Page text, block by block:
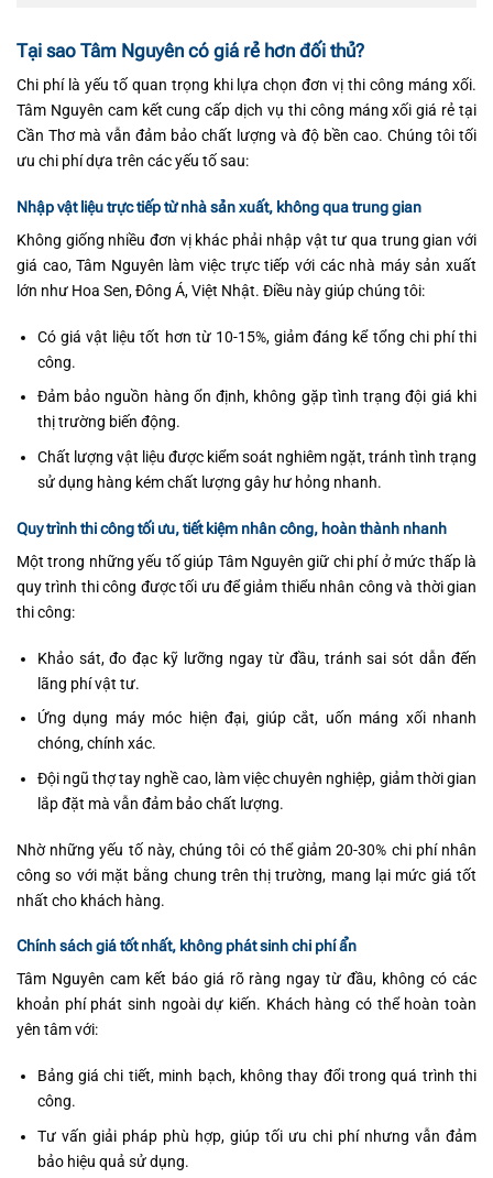
Tại sao Tâm Nguyên có giá rẻ hơn đối thủ?
Chi phí là yếu tố quan trọng khi lựa chọn đơn vị thi công máng xối.
Tâm Nguyên cam kết cung cấp dịch vụ thi công máng xối giá rẻ tại
Cần Thơ mà vẫn đảm bảo chất lượng và độ bền cao. Chúng tôi tối
ưu chi phí dựa trên các yếu tố sau:
Nhập vật liệu trực tiếp từ nhà sản xuất, không qua trung gian
Không giống nhiều đơn vị khác phải nhập vật tư qua trung gian với
giá cao, Tâm Nguyên làm việc trực tiếp với các nhà máy sản xuất
lớn như Hoa Sen, Đông Á, Việt Nhật. Điều này giúp chúng tôi:
Có giá vật liệu tốt hơn từ 10-15%, giảm đáng kể tổng chi phí thi
công.
Đảm bảo nguồn hàng ổn định, không gặp tình trạng đội giá khi
thị trường biến động.
Chất lượng vật liệu được kiểm soát nghiêm ngặt, tránh tình trạng
sử dụng hàng kém chất lượng gây hư hỏng nhanh.
Quy trình thi công tối ưu, tiết kiệm nhân công, hoàn thành nhanh
Một trong những yếu tố giúp Tâm Nguyên giữ chi phí ở mức thấp là
quy trình thi công được tối ưu để giảm thiểu nhân công và thời gian
thi công:
Khảo sát, đo đạc kỹ lưỡng ngay từ đầu, tránh sai sót dẫn đến
lãng phí vật tư.
Ứng dụng máy móc hiện đại, giúp cắt, uốn máng xối nhanh
chóng, chính xác.
Đội ngũ thợ tay nghề cao, làm việc chuyên nghiệp, giảm thời gian
lắp đặt mà vẫn đảm bảo chất lượng.
Nhờ những yếu tố này, chúng tôi có thể giảm 20-30% chi phí nhân
công so với mặt bằng chung trên thị trường, mang lại mức giá tốt
nhất cho khách hàng.
Chính sách giá tốt nhất, không phát sinh chi phí ẩn
Tâm Nguyên cam kết báo giá rõ ràng ngay từ đầu, không có các
khoản phí phát sinh ngoài dự kiến. Khách hàng có thể hoàn toàn
yên tâm với:
Bảng giá chi tiết, minh bạch, không thay đổi trong quá trình thi
công.
Tư vấn giải pháp phù hợp, giúp tối ưu chi phí nhưng vẫn đảm
bảo hiệu quả sử dụng.